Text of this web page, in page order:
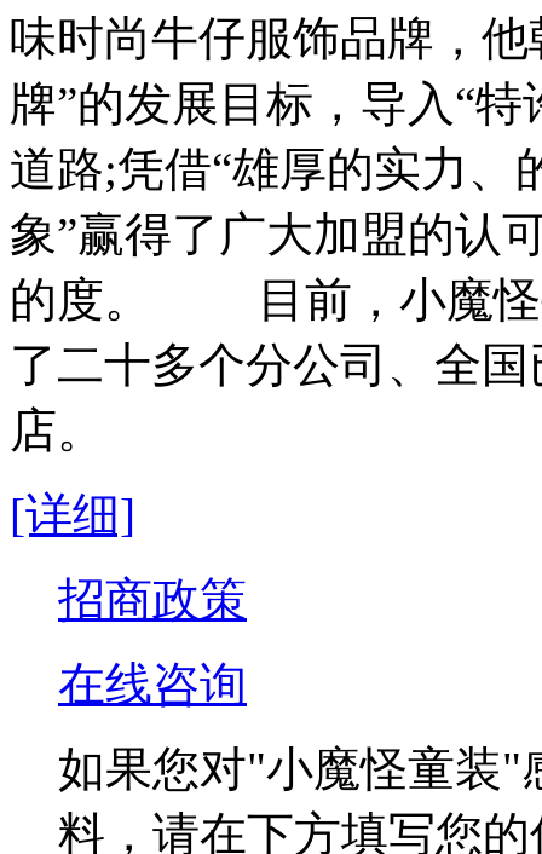
味时尚牛仔服饰品牌，
牌”的发展目标，导入“
道路;凭借“雄厚的实力、
象”赢得了广大加盟的认
的度。 目前，小魔怪
了二十多个分公司、全
店。
[详细]
招商政策
在线咨询
如果您对"小魔怪童装"
料，请在下方填写您